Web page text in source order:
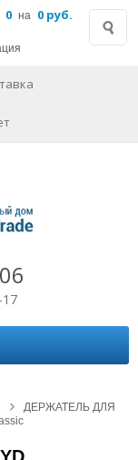
0 на 0 руб.
ДЕРЖАТЕЛЬ ДЛЯ